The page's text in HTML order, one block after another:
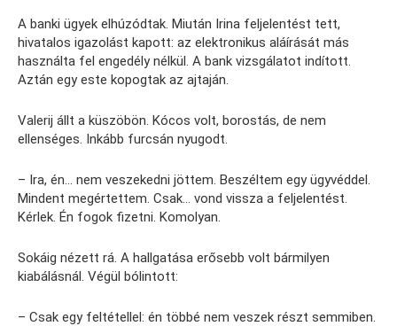
A banki ügyek elhúzódtak. Miután Irina feljelentést tett,
hivatalos igazolást kapott: az elektronikus aláírását más
használta fel engedély nélkül. A bank vizsgálatot indított.
Aztán egy este kopogtak az ajtaján.
Valerij állt a küszöbön. Kócos volt, borostás, de nem
ellenséges. Inkább furcsán nyugodt.
– Ira, én… nem veszekedni jöttem. Beszéltem egy ügyvéddel.
Mindent megértettem. Csak… vond vissza a feljelentést.
Kérlek. Én fogok fizetni. Komolyan.
Sokáig nézett rá. A hallgatása erősebb volt bármilyen
kiabálásnál. Végül bólintott:
– Csak egy feltétellel: én többé nem veszek részt semmiben.